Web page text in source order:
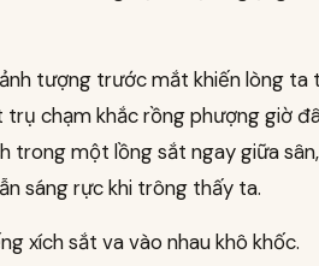
tượng trước mắt khiến lòng ta
trụ chạm khắc rồng phượng giờ
trong một lồng sắt ngay giữa
sáng rực khi trông thấy ta.
xích sắt va vào nhau khô khốc.